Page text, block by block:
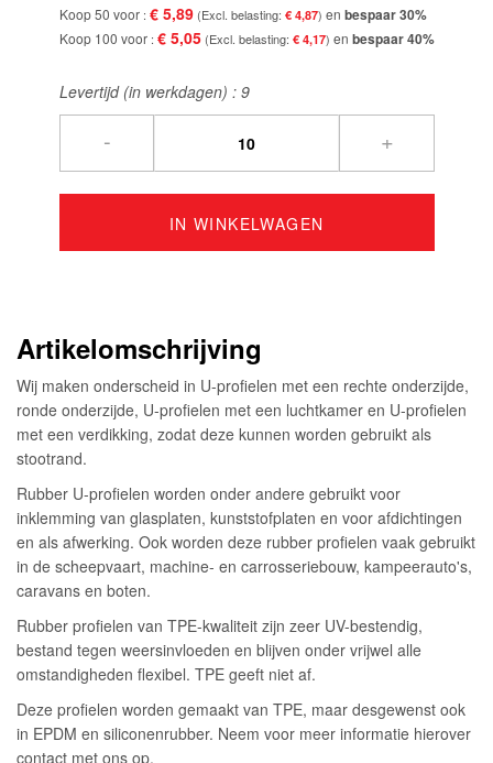
Koop 50 voor € 5,89 € 4,87 en bespaar30%
Koop 100 voor € 5,05 € 4,17 en bespaar40%
Levertijd (in werkdagen) : 9
- +
IN WINKELWAGEN
Artikelomschrijving
Wij maken onderscheid in U-profielen met een rechte onderzijde,
ronde onderzijde, U-profielen met een luchtkamer en U-profielen
met een verdikking, zodat deze kunnen worden gebruikt als
stootrand.
Rubber U-profielen worden onder andere gebruikt voor
inklemming van glasplaten, kunststofplaten en voor afdichtingen
en als afwerking. Ook worden deze rubber profielen vaak gebruikt
in de scheepvaart, machine- en carrosseriebouw, kampeerauto's,
caravans en boten.
Rubber profielen van TPE-kwaliteit zijn zeer UV-bestendig,
bestand tegen weersinvloeden en blijven onder vrijwel alle
omstandigheden flexibel. TPE geeft niet af.
Deze profielen worden gemaakt van TPE, maar desgewenst ook
in EPDM en siliconenrubber. Neem voor meer informatie hierover
contact met ons op.